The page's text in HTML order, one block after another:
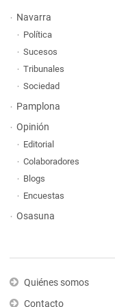
Navarra
Política
Sucesos
Tribunales
Sociedad
Pamplona
Opinión
Editorial
Colaboradores
Blogs
Encuestas
Osasuna
Quiénes somos
Contacto